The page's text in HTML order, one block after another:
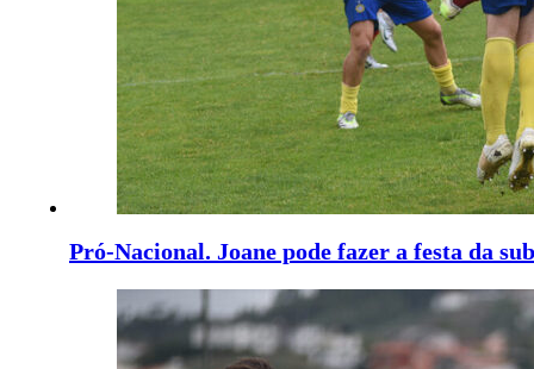
Pró-Nacional. Joane pode fazer a festa da